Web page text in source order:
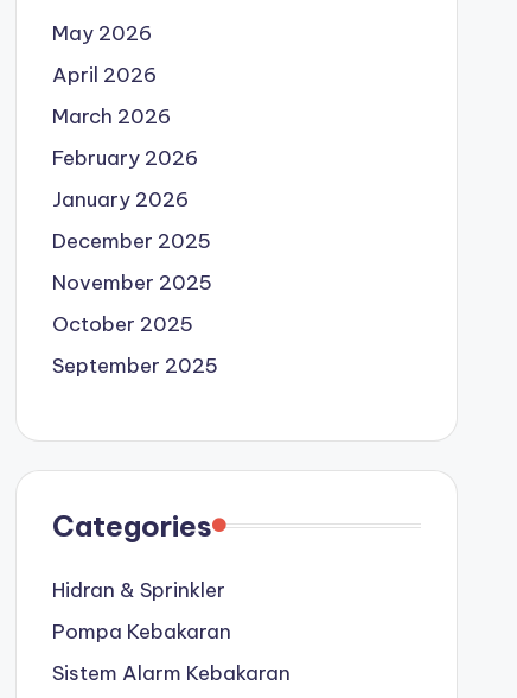
May 2026
April 2026
March 2026
February 2026
January 2026
December 2025
November 2025
October 2025
September 2025
Categories
Hidran & Sprinkler
Pompa Kebakaran
Sistem Alarm Kebakaran